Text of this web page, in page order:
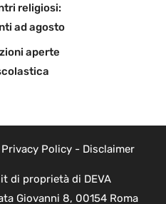
religiosi:
ad agosto
aperte
Privacy Policy- Disclaimer
di proprietà di DEVA
Giovanni 8, 00154 Roma